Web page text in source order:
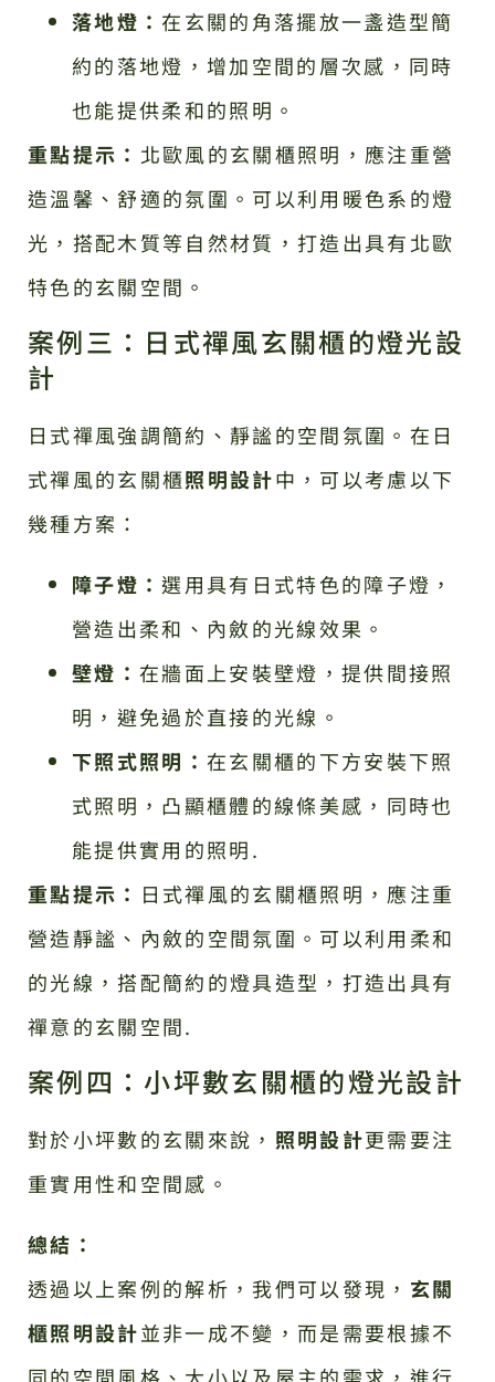
落地燈： 在玄關的角落擺放一盞造型簡
約的落地燈，增加空間的層次感，同時
也能提供柔和的照明。
重點提示： 北歐風的玄關櫃照明，應注重營
造溫馨、舒適的氛圍。可以利用暖色系的燈
光，搭配木質等自然材質，打造出具有北歐
特色的玄關空間。
案例三：日式禪風玄關櫃的燈光設
計
日式禪風強調簡約、靜謐的空間氛圍。在日
式禪風的玄關櫃照明設計中，可以考慮以下
幾種方案：
障子燈：選用具有日式特色的障子燈，
營造出柔和、內斂的光線效果。
壁燈： 在牆面上安裝壁燈，提供間接照
明，避免過於直接的光線。
下照式照明： 在玄關櫃的下方安裝下照
式照明，凸顯櫃體的線條美感，同時也
能提供實用的照明.
重點提示： 日式禪風的玄關櫃照明，應注重
營造靜謐、內斂的空間氛圍。可以利用柔和
的光線，搭配簡約的燈具造型，打造出具有
禪意的玄關空間.
案例四：小坪數玄關櫃的燈光設計
對於小坪數的玄關來說， 照明設計更需要注
重實用性和空間感。
總結：
透過以上案例的解析，我們可以發現， 玄關
櫃照明設計並非一成不變，而是需要根據不
同的空間風格、大小以及屋主的需求，進行